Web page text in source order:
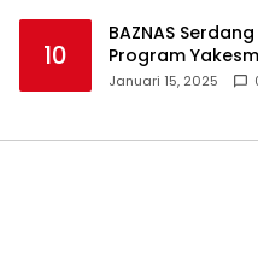
10
BAZNAS
Program
Perkenalan
Januari 15, 2025